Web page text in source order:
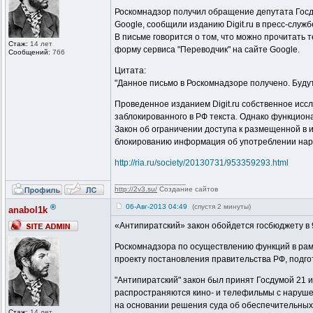
Стаж: 14 лет
Сообщений: 766
Роскомнадзор получил обращение депутата
Google, сообщили изданию Digit.ru в пресс-
В письме говорится о том, что можно прочитать
форму сервиса "Переводчик" на сайте Google.
Цитата:
"Данное письмо в Роскомнадзоре получено.
Проведенное изданием Digit.ru собственное
заблокированного в РФ текста. Однако
Закон об ограничении доступа к размещенной
блокированию информация об употреблении
http://ria.ru/society/20130731/953359293.html
http://2v3.su/ Создание сайтов
anabol1k ® 06-Авг-2013 04:49 (спустя 2 минуты)
«Антипиратский» закон обойдется госбюджету в
Роскомнадзора по осуществлению функций в
проекту постановления правительства РФ,
"Антипиратский" закон был принят Госдумой
распространяются кино- и телефильмы с
на основании решения суда об